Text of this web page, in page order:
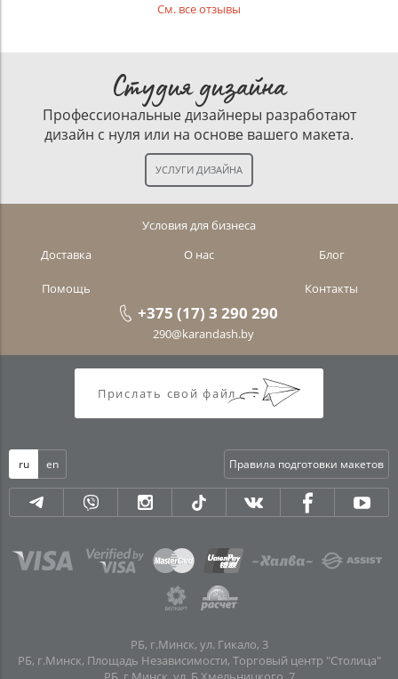
См. все отзывы
Студия дизайна
Профессиональные дизайнеры разработают
дизайн с нуля или на основе вашего макета.
Условия для бизнеса
Доставка
О нас Блог
Помощь Контакты
+375 (17) 3 290 290
290@karandash.by
Прислать свой файл
ru en Правила подготовки макетов
РБ, г.Минск, ул. Гикало, 3
РБ, г.Минск, Площадь Независимости, Торговый центр "Столица"